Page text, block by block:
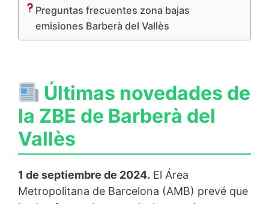
Preguntas frecuentes zona bajas
emisiones Barberà del Vallès
Últimas novedades de
la ZBE de Barberà del
Vallès
1 de septiembre de 2024. El Área
Metropolitana de Barcelona (AMB) prevé que